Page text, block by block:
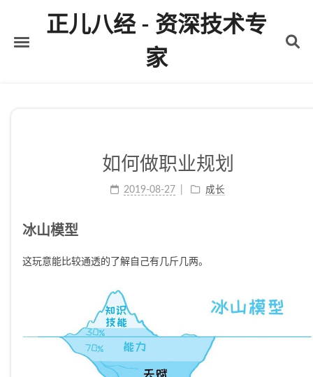
正儿八经 - 资深技术专
家
如何做职业规划
2019-08-27 成长
冰山模型
这玩意能比较通透的了解自己有几斤几两。